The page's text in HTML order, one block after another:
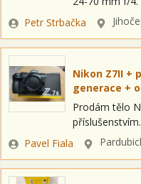
prosinci
výhodnou
Zadavatel
Petr Strbačka Lokalita
Nikon Z7II +
generace +
Prodám tělo
generace a
Stav: Jako
Zadavatel
Pavel Fiala Lokalita